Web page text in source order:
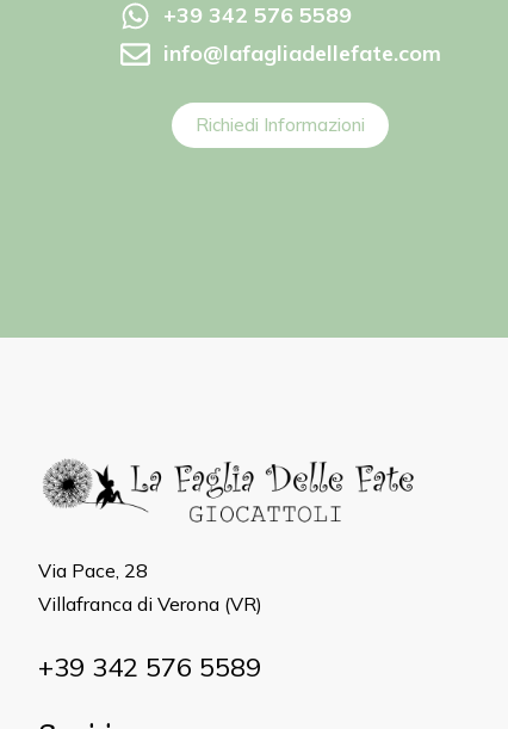
+39 342 576 5589
info@lafagliadellefate.com
Richiedi Informazioni
Via Pace, 28
Villafranca di Verona (VR)
+39 342 576 5589